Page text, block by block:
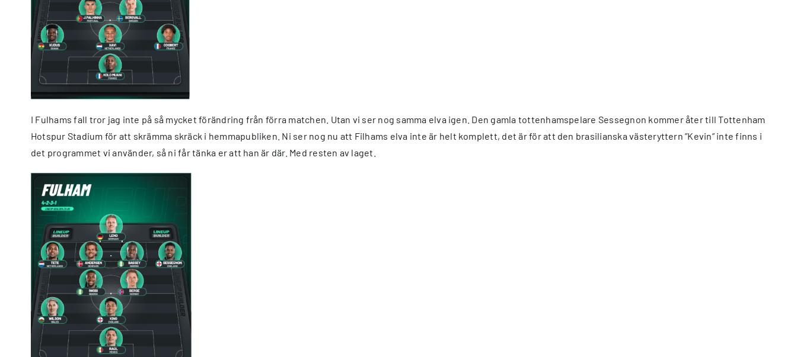
I Fulhams fall tror jag inte på så mycket förändring från förra matchen. Utan vi ser nog samma elva igen. Den gamla tottenhamspelare Sessegnon kommer åter till Tottenham
Hotspur Stadium för att skrämma skräck i hemmapubliken. Ni ser nog nu att Filhams elva inte är helt komplett, det är för att den brasilianska västeryttern ”Kevin” inte finns i
det programmet vi använder, så ni får tänka er att han är där. Med resten av laget.